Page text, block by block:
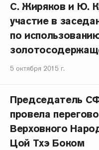
С. Жиряков и Ю.
участие в
по
5 октября 2015 г.
Председатель
провела
Верховного
Цой Тхэ Боком